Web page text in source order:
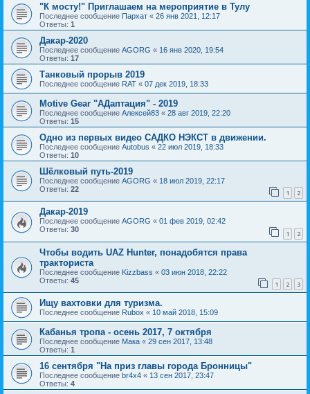
"К мосту!" Приглашаем на мероприятие в Тулу
Последнее сообщение Пархат « 26 янв 2021, 12:17
Ответы: 1
Дакар-2020
Последнее сообщение AGORG « 16 янв 2020, 19:54
Ответы: 17
Танковый прорыв 2019
Последнее сообщение RAT « 07 дек 2019, 18:33
Motive Gear "AДаптация" - 2019
Последнее сообщение Алексей83 « 28 авг 2019, 22:20
Ответы: 15
Одно из первых видео САДКО НЭКСТ в движении.
Последнее сообщение Autobus « 22 июл 2019, 18:33
Ответы: 10
Шёлковый путь-2019
Последнее сообщение AGORG « 18 июл 2019, 22:17
Ответы: 22 1 2
Дакар-2019
Последнее сообщение AGORG « 01 фев 2019, 02:42
Ответы: 30 1 2
Чтобы водить UAZ Hunter, понадобятся права
тракториста
Последнее сообщение Kizzbass « 03 июн 2018, 22:22
Ответы: 45 1 2 3
Ищу вахтовки для туризма.
Последнее сообщение Rubox « 10 май 2018, 15:09
Кабанья тропа - осень 2017, 7 октября
Последнее сообщение Мака « 29 сен 2017, 13:48
Ответы: 1
16 сентября "На приз главы города Бронницы"
Последнее сообщение br4x4 « 13 сен 2017, 23:47
Ответы: 4